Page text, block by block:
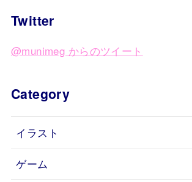
Twitter
@munimeg からのツイート
Category
イラスト
ゲーム